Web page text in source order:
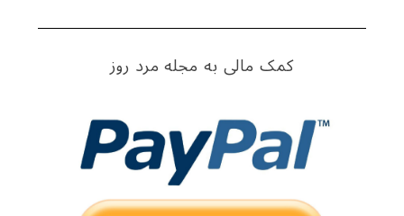
کمک مالی به مجله مرد روز